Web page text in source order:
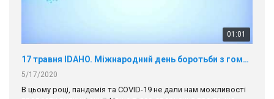
провести вуличні акції. Наше відео-звернення про те, що
навіть коли ми у різних містах та не можемо зустрінеться, ми
солідарності, приєднатися до нас. Регіональні підрозділи
423 Просмотров